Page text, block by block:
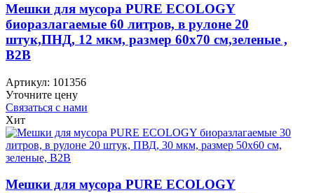
Мешки для мусора PURE ECOLOGY
биоразлагаемые 60 литров, в рулоне 20
штук,ПНД, 12 мкм, размер 60х70 см,зеленые ,
B2B
Артикул: 101356
Уточните цену
Связаться с нами
Хит
Мешки для мусора PURE ECOLOGY